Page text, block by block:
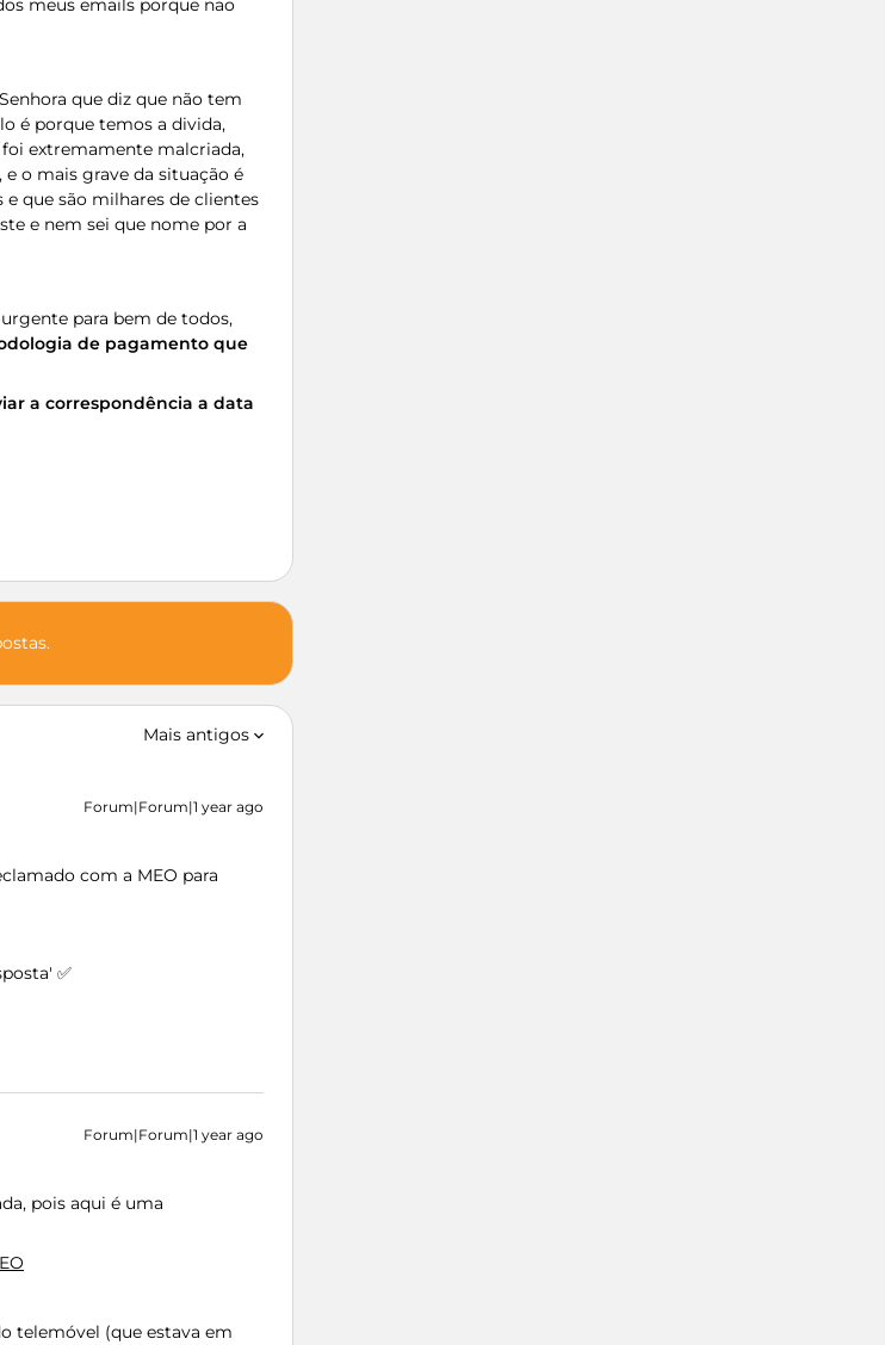
meus emails porque nao
que diz que não tem
é porque temos a divida,
extremamente malcriada,
, e o mais grave da situação é
que são milhares de clientes
e nem sei que nome por a
para bem de todos,
de pagamento que
a correspondência a data
Mais antigos
Forum|Forum|1 year ago
com a MEO para
✅
Forum|Forum|1 year ago
pois aqui é uma
telemóvel (que estava em